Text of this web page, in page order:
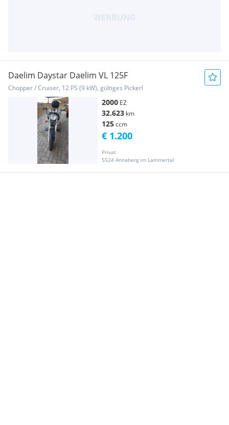
Daelim Daystar Daelim VL 125F
Chopper / Cruiser, 12 PS (9 kW), gültiges Pickerl
2000 EZ
32.623 km
125ccm
Privat
5524 Annaberg im Lammertal
€ 1.200